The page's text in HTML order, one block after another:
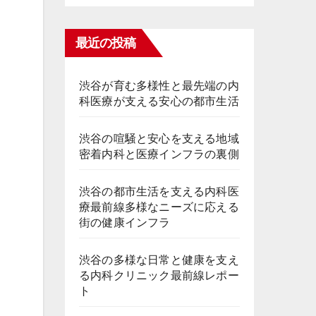
最近の投稿
渋谷が育む多様性と最先端の内
科医療が支える安心の都市生活
渋谷の喧騒と安心を支える地域
密着内科と医療インフラの裏側
渋谷の都市生活を支える内科医
療最前線多様なニーズに応える
街の健康インフラ
渋谷の多様な日常と健康を支え
る内科クリニック最前線レポー
ト